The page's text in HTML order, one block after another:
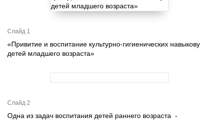
Слайд 1
«Привитие и воспитание культурно-гигиенических навыкову
детей младшего возраста»
Слайд 2
Одна из задач воспитания детей раннего возраста -